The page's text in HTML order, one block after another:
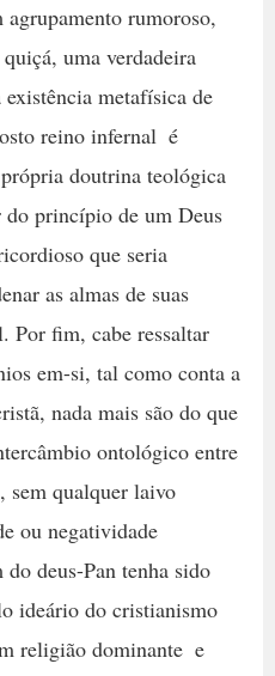
agrupamento rumoroso,
uma verdadeira
existência metafísica de
reino infernal  é
doutrina teológica
princípio de um Deus
que seria
as almas de suas
Por fim, cabe ressaltar
em-si, tal como conta a
nada mais são do que
ontológico entre
sem qualquer laivo
ou negatividade
deus-Pan tenha sido
ideário do cristianismo
religião dominante  e